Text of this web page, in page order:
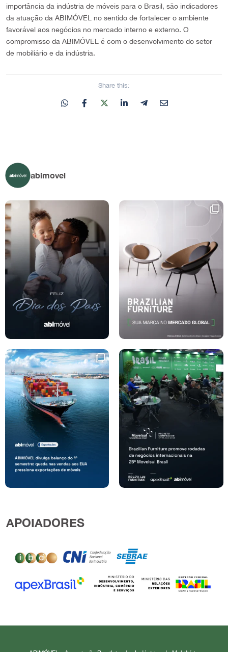
importância da indústria de móveis para o Brasil, são indicadores
da atuação da ABIMÓVEL no sentido de fortalecer o ambiente
favorável aos negócios no mercado interno e externo. O
compromisso da ABIMÓVEL é com o desenvolvimento do setor
de mobiliário e da indústria.
Share this:
abimovel
APOIADORES